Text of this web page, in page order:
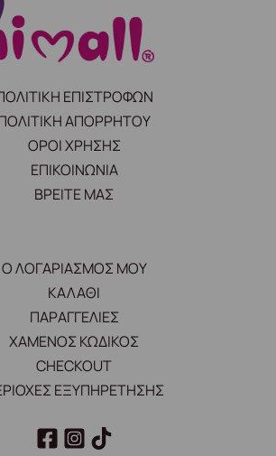
ΕΠΙΣΤΡΟΦΩΝ
ΑΠΟΡΡΗΤΟΥ
ΟΡΟΙ ΧΡΗΣΗΣ
ΕΠΙΚΟΙΝΩΝΙΑ
ΒΡΕΙΤΕ ΜΑΣ
Ο ΛΟΓΑΡΙΑΣΜΟΣ ΜΟΥ
ΚΑΛΑΘΙ
ΠΑΡΑΓΓΕΛΙΕΣ
ΧΑΜΕΝΟΣ ΚΩΔΙΚΟΣ
CHECKOUT
ΕΞΥΠΗΡΕΤΗΣΗΣ